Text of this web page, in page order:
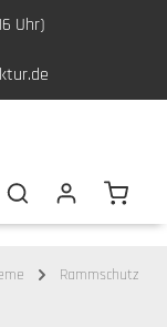
Uhr)
Rammschutz